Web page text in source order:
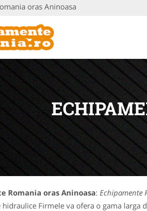
oras Aninoasa
Romania oras Aninoasa: Echipamente
hidraulice Firmele va ofera o gama